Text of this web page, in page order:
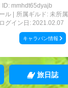
ID: mmhdt65dyajb
ル
所属ギルド: 未所属
グイン日: 2021.02.07
キャラバン情報
旅日誌